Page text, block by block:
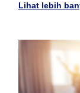
Lihat lebih